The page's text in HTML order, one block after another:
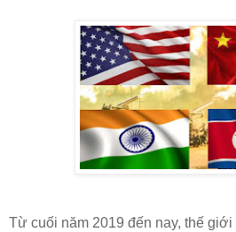
Từ cuối năm 2019 đến nay, thế